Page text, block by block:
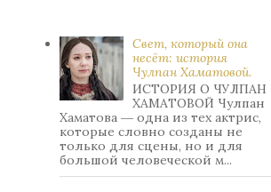
Свет, который она
несёт: история
Чулпан Хаматовой.
ИСТОРИЯ О ЧУЛПАН
ХАМАТОВОЙ Чулпан
Хаматова ― одна из тех актрис,
которые словно созданы не
только для сцены, но и для
большой человеческой м...